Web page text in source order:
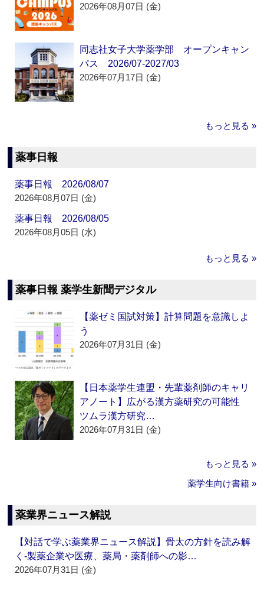
2026年08月07日 (金)
同志社女子大学薬学部 オープンキャン
パス 2026/07-2027/03
2026年07月17日 (金)
もっと見る »
薬事日報
薬事日報 2026/08/07
2026年08月07日 (金)
薬事日報 2026/08/05
2026年08月05日 (水)
もっと見る »
薬事日報 薬学生新聞デジタル
【薬ゼミ国試対策】計算問題を意識しよ
う
2026年07月31日 (金)
【日本薬学生連盟・先輩薬剤師のキャリ
アノート】広がる漢方薬研究の可能性
ツムラ漢方研究…
2026年07月31日 (金)
もっと見る »
薬学生向け書籍 »
薬業界ニュース解説
【対話で学ぶ薬業界ニュース解説】骨太の方針を読み解
く‐製薬企業や医療、薬局・薬剤師への影…
2026年07月31日 (金)